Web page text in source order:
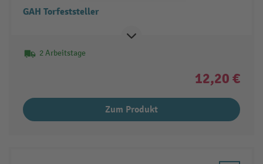
GAH Torfeststeller
2 Arbeitstage
12,20 €
Zum Produkt